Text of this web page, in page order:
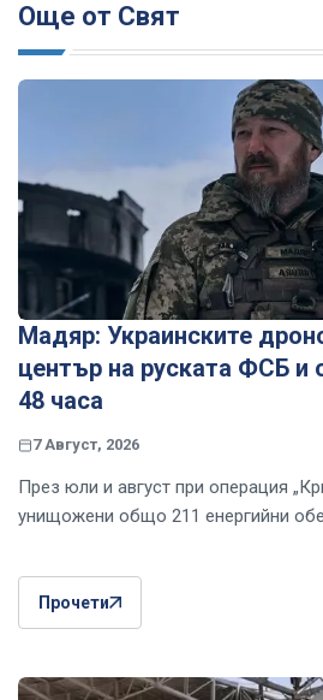
Още от Свят
Мадяр: Украинските
център на руската ФСБ и
48 часа
7 Август, 2026
През юли и август при операция
унищожени общо 211 енергийни
Прочети